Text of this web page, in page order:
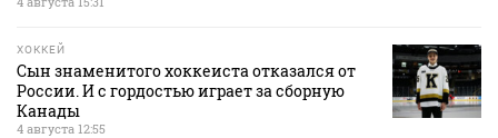
ХОККЕЙ
Сын знаменитого хоккеиста отказался от
России. И с гордостью играет за сборную
Канады
4 августа 12:55